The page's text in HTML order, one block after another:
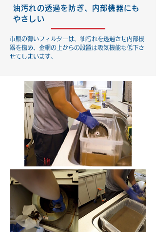
油汚れの透過を防ぎ、内部機器にも
やさしい
市販の薄いフィルターは、油汚れを透過させ内部機
器を傷め、金網の上からの設置は吸気機能も低下さ
せてしまいます。